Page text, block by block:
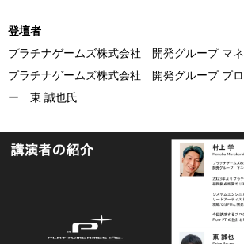
登壇者
プラチナゲームズ株式会社 開発グループ マ
プラチナゲームズ株式会社 開発グループ プ
ー 東 誠也氏